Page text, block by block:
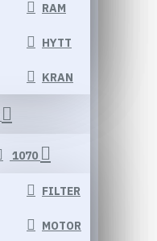
RAM
HYTT
KRAN
1070
FILTER
MOTOR